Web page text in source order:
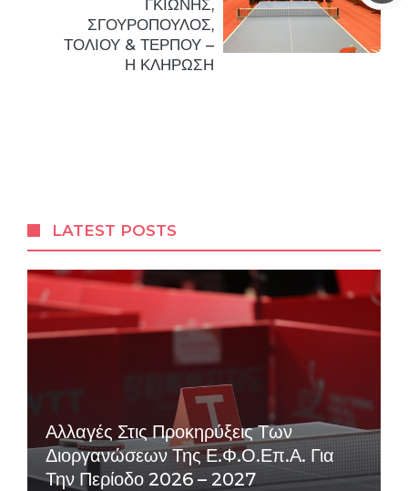
ΓΚΙΩΝΗΣ,
ΣΓΟΥΡΟΠΟΥΛΟΣ,
ΤΟΛΙΟΥ & ΤΕΡΠΟΥ –
Η ΚΛΗΡΩΣΗ
LATEST POSTS
Αλλαγές Στις Προκηρύξεις Των
Διοργανώσεων Της Ε.Φ.Ο.Επ.Α. Για
Την Περίοδο 2026 – 2027